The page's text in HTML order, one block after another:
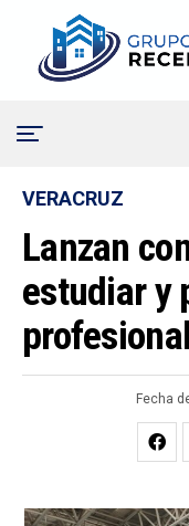
VERACRUZ
Lanzan
estudiar y
Fecha